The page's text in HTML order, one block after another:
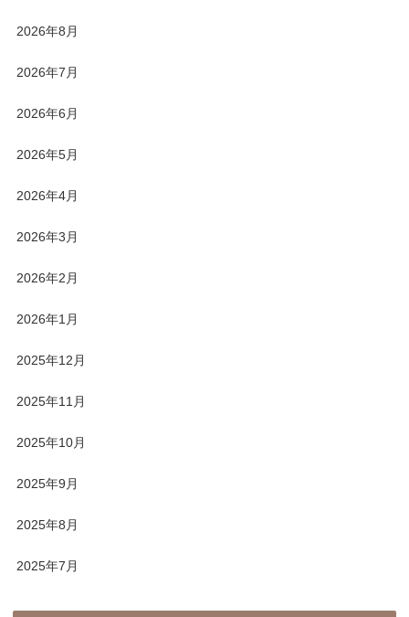
2026年8月
2026年7月
2026年6月
2026年5月
2026年4月
2026年3月
2026年2月
2026年1月
2025年12月
2025年11月
2025年10月
2025年9月
2025年8月
2025年7月